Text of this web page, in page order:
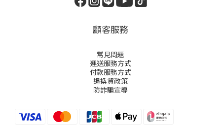
顧客服務
常見問題
運送服務方式
付款服務方式
退換貨政策
防詐騙宣導